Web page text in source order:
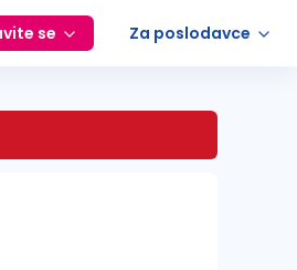
se Za poslodavce